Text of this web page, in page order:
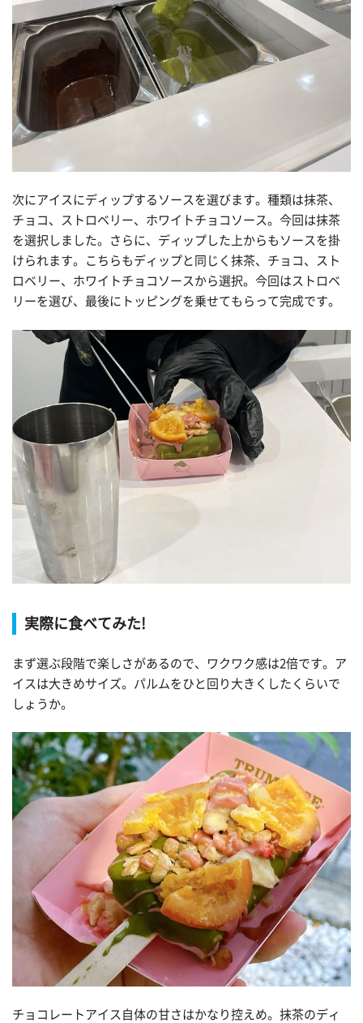
次にアイスにディップするソースを選びます。種類は抹茶、
チョコ、ストロベリー、ホワイトチョコソース。今回は抹茶
を選択しました。さらに、ディップした上からもソースを掛
けられます。こちらもディップと同じく抹茶、チョコ、スト
ロベリー、ホワイトチョコソースから選択。今回はストロベ
リーを選び、最後にトッピングを乗せてもらって完成です。
実際に食べてみた!
まず選ぶ段階で楽しさがあるので、ワクワク感は2倍です。ア
イスは大きめサイズ。パルムをひと回り大きくしたくらいで
しょうか。
チョコレートアイス自体の甘さはかなり控えめ。抹茶のディ